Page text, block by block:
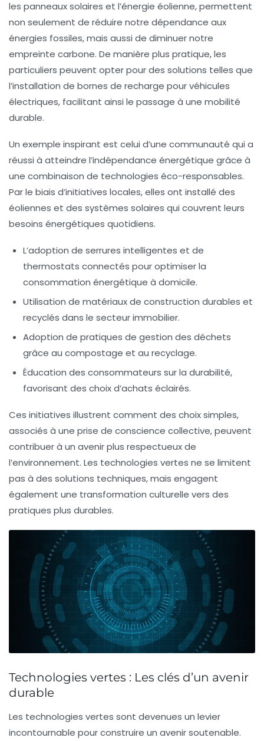
les panneaux solaires et l’énergie éolienne, permettent
non seulement de réduire notre dépendance aux
énergies fossiles, mais aussi de diminuernotre
empreinte carbone. De manière plus pratique, les
particuliers peuvent opter pour des solutions telles que
l’installation de bornes de recharge pour véhicules
électriques, facilitant ainsi le passage à une mobilité
durable.
Un exemple inspirant est celui d’une communauté qui a
réussi à atteindre l’indépendance énergétique grâce à
une combinaison de technologies éco-responsables.
Par le biais d’initiatives locales, elles ont installé des
éoliennes et des systèmes solaires qui couvrent leurs
besoins énergétiques quotidiens.
L’adoption de serrures intelligentes et de
thermostats connectés pour optimiser la
consommation énergétique à domicile.
Utilisation de matériaux de construction durables et
recyclés dans le secteur immobilier.
Adoption de pratiques de gestion des déchets
grâce au compostage et au recyclage.
Éducation des consommateurs sur la durabilité,
favorisant des choix d’achats éclairés.
Ces initiatives illustrent comment des choix simples,
associés à une prise de conscience collective, peuvent
contribuer à un avenir plus respectueux de
l’environnement. Les technologies vertes ne se limitent
pas à des solutions techniques, mais engagent
également une transformation culturelle vers des
pratiques plus durables.
Technologies vertes : Les clés d’un avenir
durable
Les technologies vertes sont devenues un levier
incontournable pour construire un avenir soutenable.